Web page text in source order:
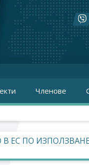
Членове
ЕС ПО